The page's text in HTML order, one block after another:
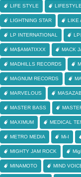
LIFE STYLE
LIGHTNING STAR LIKE
LP INTERNATIONAL LP
MA$AMATIXXX MACK
MADHILLS RECORDS
MAGNUM RECORDS
MARVELOUS
MASTER BASS
MAXIMUM MEDICAL
METRO MEDIA Mi-I
MIGHTY JAM ROCK
MINAMOTO MIND